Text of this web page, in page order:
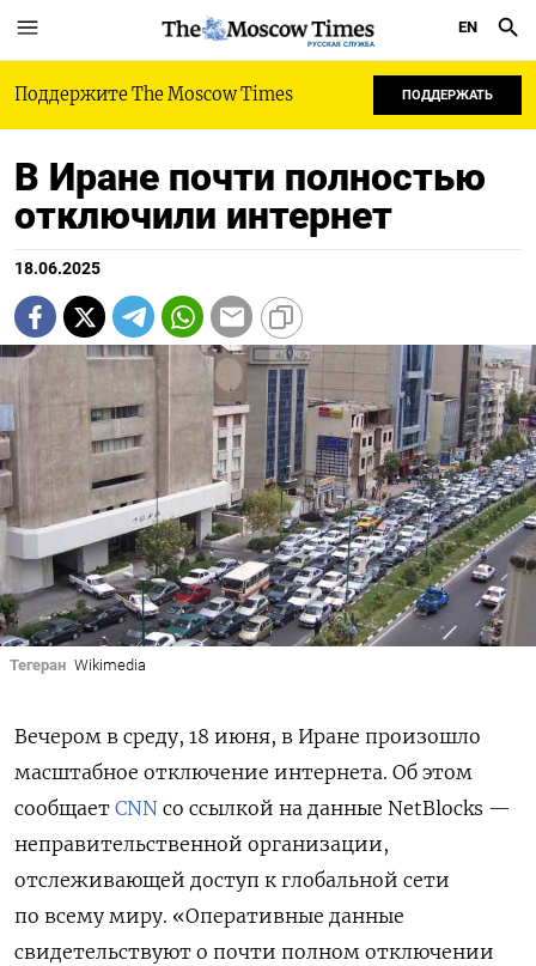
РУССКАЯ СЛУЖБА
EN
Поддержите The Moscow Times ПОДДЕРЖАТЬ
В Иране почти полностью
отключили интернет
18.06.2025
Тегеран Wikimedia
Вечером в среду, 18 июня, в Иране произошло
масштабное отключение интернета. Об этом
сообщает CNN со ссылкой на данные NetBlocks —
неправительственной организации,
отслеживающей доступ к глобальной сети
по всему миру. «Оперативные данные
свидетельствуют о почти полном отключении